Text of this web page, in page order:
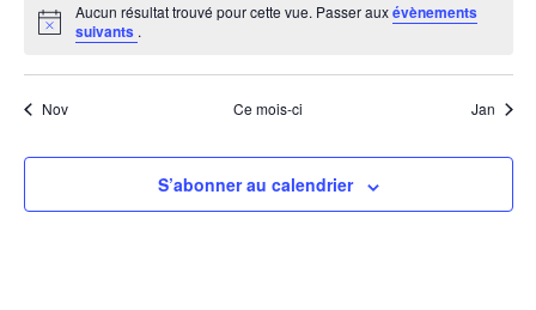
Notice
Aucun résultat trouvé pour cette vue. Passer auxévènements
suivants .
Nov Ce mois-ci Jan
S’abonner au calendrier